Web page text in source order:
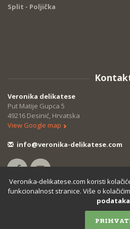
Split - Poljička
Veronika delikatese
Put Matije Gupca 5
49216 Desinić, Hrvatska
View Google map
info@veronika-delikatese.com
Veronika-delikatese.com koristi
funkcionalnost stranice. Više o
podataka